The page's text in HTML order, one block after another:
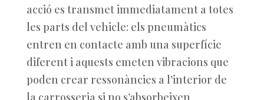
acció es transmet immediatament a totes
les parts del vehicle: els pneumàtics
entren en contacte amb una superfície
diferent i aquests emeten vibracions que
poden crear ressonàncies a l’interior de
la carrosseria si no s’absorbeixen